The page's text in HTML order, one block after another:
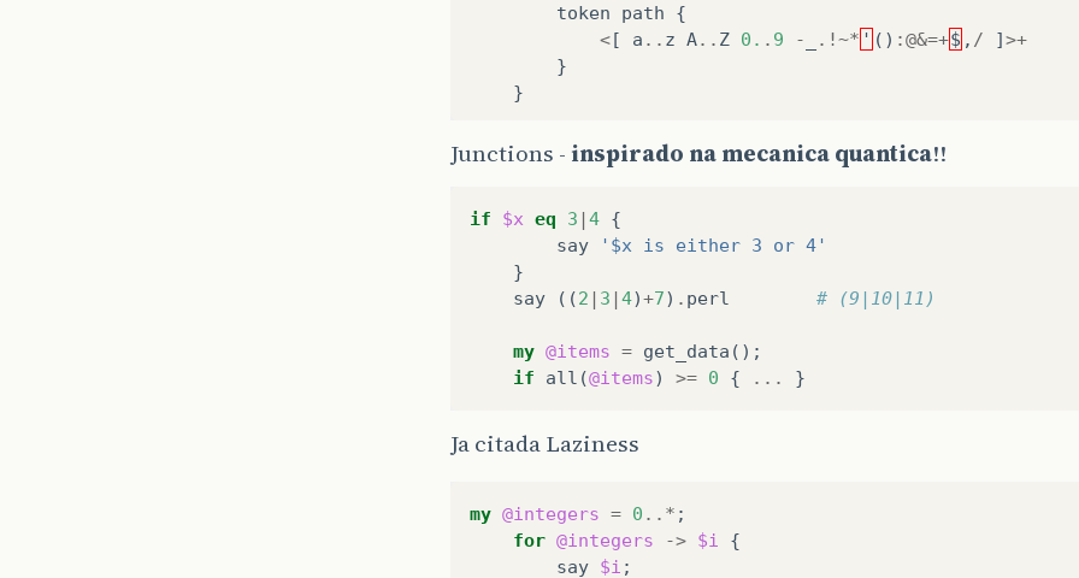
token
path
{
<[ a .. z A.. Z 0. . 9 - .!~* ' () :@&=+$ , / ]>+
}
}
Junctions - inspirado na mecanica quantica!!
if $x eq 3 | 4 {
say
'$x is either 3 or 4'
}
say
((2 | 3 | 4)+7) . perl # (9|10|11)
my @items = get_data ();
if
all (@items) >= 0 { ... }
Ja citada Laziness
my @integers = 0 ..* ;
for @integers -> $i
{
say $i ;